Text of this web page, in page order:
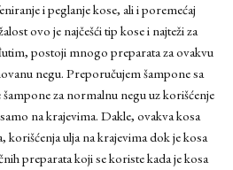
i peglanje kose, ali i poremećaj
ovo je najčešći tip kose i najteži za
postoji mnogo preparata za ovakvu
negu. Preporučujem šampone sa
za normalnu negu uz korišćenje
na krajevima. Dakle, ovakva kosa
korišćenja ulja na krajevima dok je kosa
preparata koji se koriste kada je kosa